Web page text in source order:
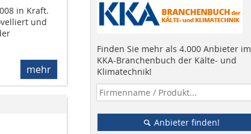
in Kraft.
und
mehr
Finden Sie mehr als 4.000 Anbieter im
KKA-Branchenbuch der Kälte- und
Klimatechnik!
Anbieter finden!